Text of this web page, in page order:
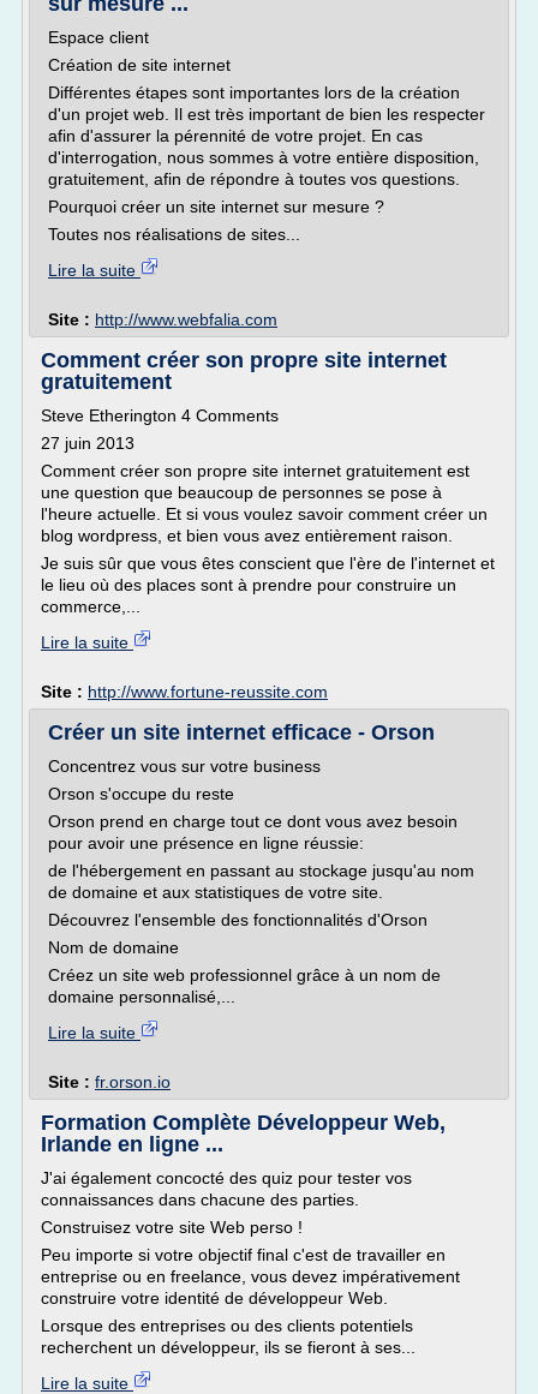
Espace client
Création de site internet
Différentes étapes sont importantes lors de la création
d'un projet web. Il est très important de bien les respecter
afin d'assurer la pérennité de votre projet. En cas
d'interrogation, nous sommes à votre entière disposition,
gratuitement, afin de répondre à toutes vos questions.
Pourquoi créer un site internet sur mesure ?
Toutes nos réalisations de sites...
Lire la suite
Site : http://www.webfalia.com
Comment créer son propre site internet
gratuitement
Steve Etherington 4 Comments
27 juin 2013
Comment créer son propre site internet gratuitement est
une question que beaucoup de personnes se pose à
l'heure actuelle. Et si vous voulez savoir comment créer un
blog wordpress, et bien vous avez entièrement raison.
Je suis sûr que vous êtes conscient que l'ère de l'internet et
le lieu où des places sont à prendre pour construire un
commerce,...
Lire la suite
Site : http://www.fortune-reussite.com
Créer un site internet efficace - Orson
Concentrez vous sur votre business
Orson s'occupe du reste
Orson prend en charge tout ce dont vous avez besoin
pour avoir une présence en ligne réussie:
de l'hébergement en passant au stockage jusqu'au nom
de domaine et aux statistiques de votre site.
Découvrez l'ensemble des fonctionnalités d'Orson
Nom de domaine
Créez un site web professionnel grâce à un nom de
domaine personnalisé,...
Lire la suite
Site : fr.orson.io
Formation Complète Développeur Web,
Irlande en ligne ...
J'ai également concocté des quiz pour tester vos
connaissances dans chacune des parties.
Construisez votre site Web perso !
Peu importe si votre objectif final c'est de travailler en
entreprise ou en freelance, vous devez impérativement
construire votre identité de développeur Web.
Lorsque des entreprises ou des clients potentiels
recherchent un développeur, ils se fieront à ses...
Lire la suite